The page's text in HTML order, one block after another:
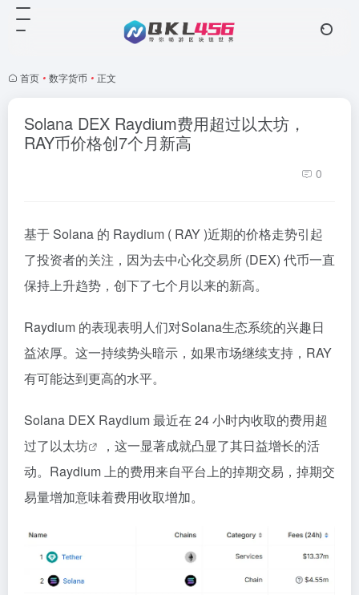
首页 • 数字货币 • 正文
Solana DEX Raydium费用超过以太坊，
RAY币价格创7个月新高
0
基于 Solana 的 Raydium ( RAY )近期的价格走势引起
了投资者的关注，因为去中心化交易所 (DEX) 代币一直
保持上升趋势，创下了七个月以来的新高。
Raydium 的表现表明人们对Solana生态系统的兴趣日
益浓厚。这一持续势头暗示，如果市场继续支持，RAY
有可能达到更高的水平。
Solana DEX Raydium 最近在 24 小时内收取的费用超
过了以太坊
，这一显著成就凸显了其日益增长的活
动。Raydium 上的费用来自平台上的掉期交易，掉期交
易量增加意味着费用收取增加。